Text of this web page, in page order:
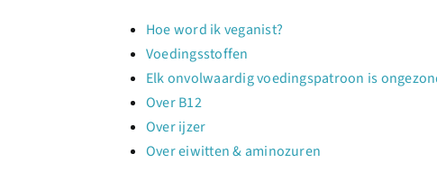
Hoe word ik veganist?
Voedingsstoffen
Elk onvolwaardig voedingspatroon is
Over B12
Over ijzer
Over eiwitten & aminozuren